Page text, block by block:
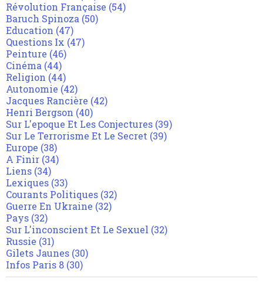
Révolution Française (54)
Baruch Spinoza (50)
Education (47)
Questions Ix (47)
Peinture (46)
Cinéma (44)
Religion (44)
Autonomie (42)
Jacques Rancière (42)
Henri Bergson (40)
Sur L'epoque Et Les Conjectures (39)
Sur Le Terrorisme Et Le Secret (39)
Europe (38)
A Finir (34)
Liens (34)
Lexiques (33)
Courants Politiques (32)
Guerre En Ukraine (32)
Pays (32)
Sur L'inconscient Et Le Sexuel (32)
Russie (31)
Gilets Jaunes (30)
Infos Paris 8 (30)